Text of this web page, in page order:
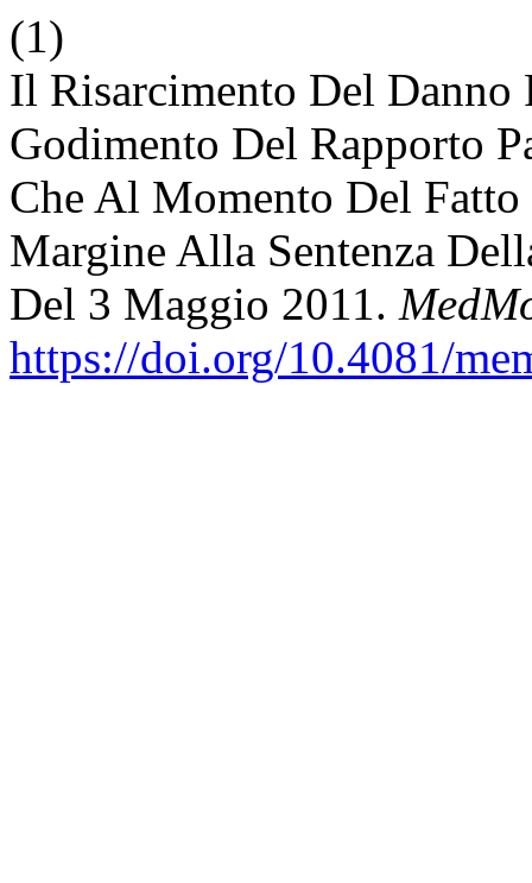
(1)
Il Risarcimento Del
Godimento Del Rapporto
Che Al Momento Del
Margine Alla Sentenza
Del 3 Maggio 2011.
https://doi.org/10.4081/